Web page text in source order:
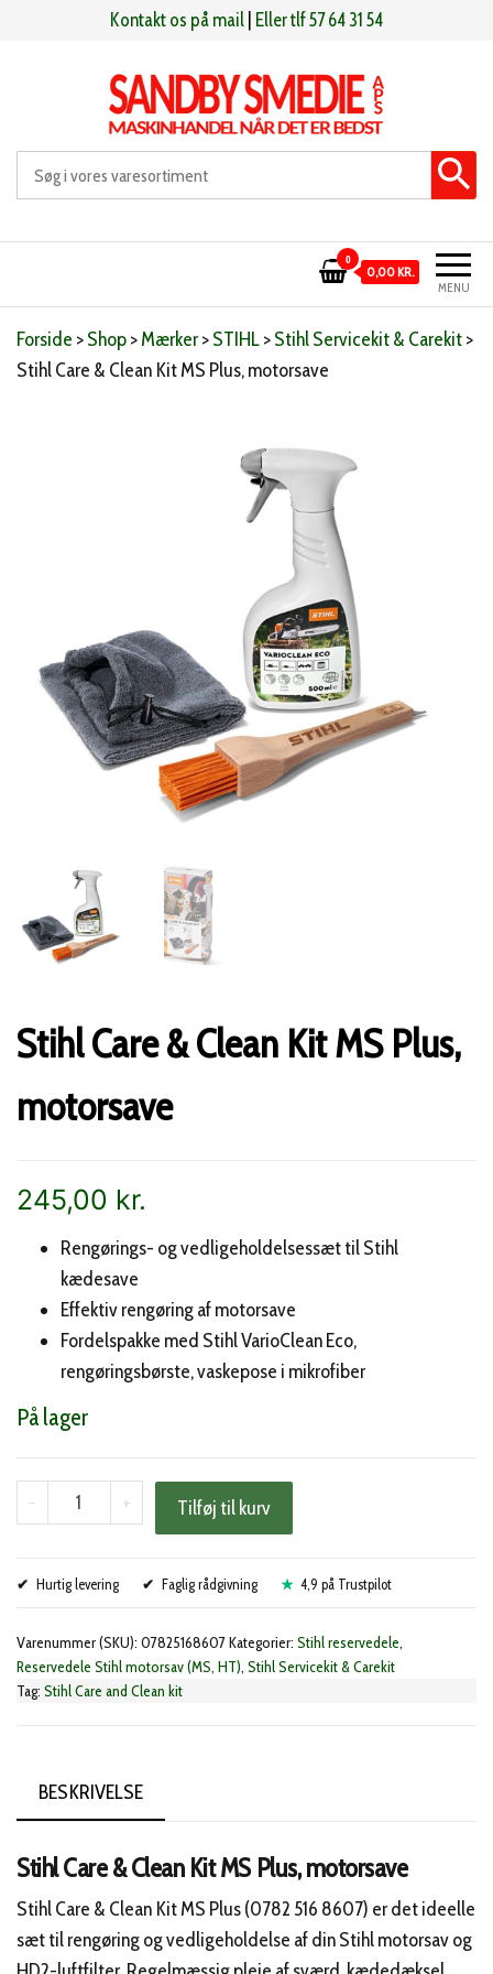
Kontakt os på mail Eller tlf 57 64 31 54
Sandby smeden Maskinhandel når det er bedst
MENU
0
0,00 KR.
Forside >Shop>Mærker>STIHL>Stihl Servicekit & Carekit>
Stihl Care & Clean Kit MS Plus, motorsave
Stihl Care & Clean Kit MS Plus,
motorsave
245,00 kr.
Rengørings- og vedligeholdelsessæt til Stihl
kædesave
Effektiv rengøring af motorsave
Fordelspakke med Stihl VarioClean Eco,
rengøringsbørste, vaskepose i mikrofiber
På lager
-
Stihl
Care
Clean
MS
Plus,
+ Tilføj til kurv
Hurtig levering Faglig rådgivning 4,9 på Trustpilot
Varenummer (SKU): 07825168607Kategorier: Stihl reservedele
Reservedele Stihl motorsav (MS, HT) Stihl Servicekit & Carekit
Tag: Stihl Care and Clean kit
BESKRIVELSE
Stihl Care & Clean Kit MS Plus, motorsave
Stihl Care & Clean Kit MS Plus (0782 516 8607) er det ideelle
sæt til rengøring og vedligeholdelse af din Stihl motorsav og